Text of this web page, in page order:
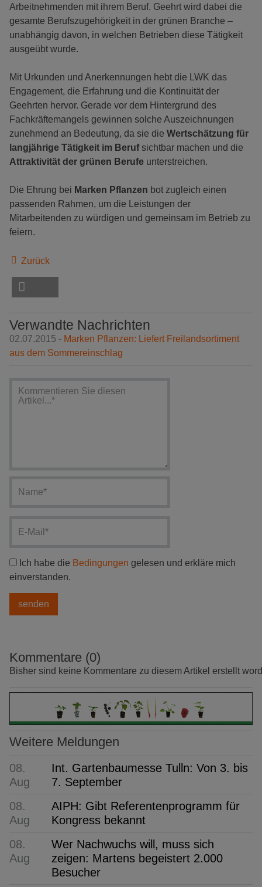
Arbeitnehmenden mit ihrem Beruf. Geehrt wird dabei die
gesamte Berufszugehörigkeit in der grünen Branche –
unabhängig davon, in welchen Betrieben diese Tätigkeit
ausgeübt wurde.
Mit Urkunden und Anerkennungen hebt die LWK das
Engagement, die Erfahrung und die Kontinuität der
Geehrten hervor. Gerade vor dem Hintergrund des
Fachkräftemangels gewinnen solche Auszeichnungen
zunehmend an Bedeutung, da sie die Wertschätzung für
langjährige Tätigkeit im Berufsichtbar machen und die
Attraktivität der grünen Berufe unterstreichen.
Die Ehrung bei Marken Pflanzen bot zugleich einen
passenden Rahmen, um die Leistungen der
Mitarbeitenden zu würdigen und gemeinsam im Betrieb zu
feiern.
Zurück
Verwandte Nachrichten
02.07.2015 - Marken Pflanzen: Liefert Freilandsortiment
aus dem Sommereinschlag
Ich habe die Bedingungen gelesen und erkläre mich
einverstanden.
Kommentare (0)
Bisher sind keine Kommentare zu diesem Artikel erstellt
Weitere Meldungen
08.
Aug
Int. Gartenbaumesse Tulln: Von 3. bis
7. September
08.
Aug
AIPH: Gibt Referentenprogramm für
Kongress bekannt
08.
Aug
Wer Nachwuchs will, muss sich
zeigen: Martens begeistert 2.000
Besucher